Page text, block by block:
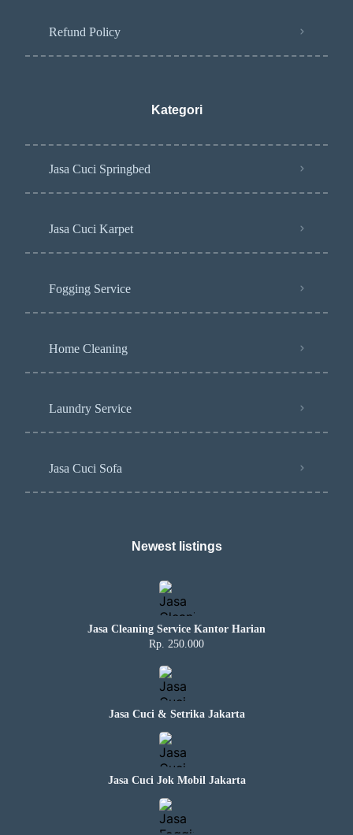
Refund Policy
Kategori
Jasa Cuci Springbed
Jasa Cuci Karpet
Fogging Service
Home Cleaning
Laundry Service
Jasa Cuci Sofa
Newest listings​
Jasa Cleaning Service Kantor Harian
Rp. 250.000
Jasa Cuci & Setrika Jakarta
Jasa Cuci Jok Mobil Jakarta